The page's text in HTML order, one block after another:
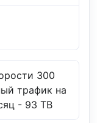
300
трафик на
- 93 TB